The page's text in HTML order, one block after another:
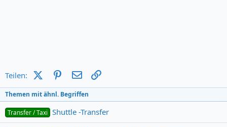
Teilen: X (Twitter)PinterestE-Mail
Themen mit ähnl. Begriffen
Transfer / Taxi Shuttle -Transfer